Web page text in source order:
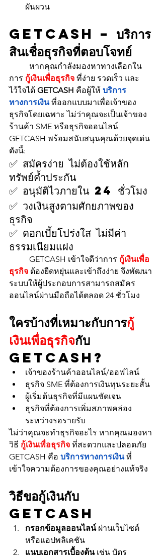
ผันผวน
GETCASH – บริการ
สินเชื่อธุรกิจที่ตอบโจทย์
การ กู้เงินเพื่อธุรกิจ ที่ง่าย รวดเร็ว และ
ไว้ใจได้ GETCASH คือผู้ให้ บริการ
ทางการเงิน ที่ออกแบบมาเพื่อเจ้าของ
ธุรกิจโดยเฉพาะ ไม่ว่าคุณจะเป็นเจ้าของ
ร้านค้า SME หรือธุรกิจออนไลน์
GETCASH พร้อมสนับสนุนคุณด้วยจุดเด่น
ดังนี้:
✅ สมัครง่าย ไม่ต้องใช้หลัก
ทรัพย์ค้ำประกัน
✅ อนุมัติไวภายใน 24 ชั่วโมง
✅ วงเงินสูงตามศักยภาพของ
ธุรกิจ
✅ ดอกเบี้ยโปร่งใส ไม่มีค่า
ธรรมเนียมแฝง
	GETCASH เข้าใจดีว่าการ
กู้เงินเพื่อ
ธุรกิจ ต้องยืดหยุ่นและเข้าถึงง่าย จึงพัฒนา
ระบบให้ผู้ประกอบการสามารถสมัคร
ออนไลน์ผ่านมือถือได้ตลอด 24 ชั่วโมง
ใครบ้างที่เหมาะกับการกู้
เงินเพื่อธุรกิจกับ
GETCASH?
เจ้าของร้านค้าออนไลน์/ออฟไลน์
ธุรกิจ SME ที่ต้องการเงินทุนระยะสั้น
ผู้เริ่มต้นธุรกิจที่มีแผนชัดเจน
ธุรกิจที่ต้องการเพิ่มสภาพคล่อง
ระหว่างรอรายรับ
ไม่ว่าคุณจะทำธุรกิจอะไร หากคุณมองหา
วิธี กู้เงินเพื่อธุรกิจ ที่สะดวกและปลอดภัย
GETCASH คือ บริการทางการเงิน ที่
เข้าใจความต้องการของคุณอย่างแท้จริง
วิธีขอกู้เงินกับ
GETCASH
กรอกข้อมูลออนไลน์ ผ่านเว็บไซต์
หรือแอปพลิเคชัน
แนบเอกสารเบื้องต้น เช่น บัตร